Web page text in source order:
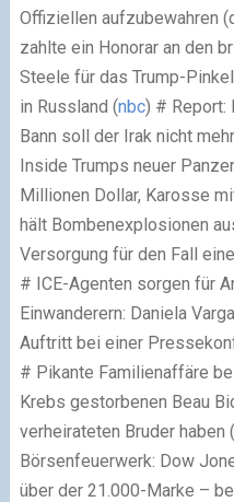
Offiziellen aufzubewahren
zahlte ein Honorar an den
Steele für das Trump-
in Russland (nbc) # Report:
Bann soll der Irak nicht
Inside Trumps neuer
Millionen Dollar, Karosse
hält Bombenexplosionen
Versorgung für den Fall
# ICE-Agenten sorgen für
Einwanderern: Daniela
Auftritt bei einer
# Pikante Familienaffäre
Krebs gestorbenen Beau
verheirateten Bruder haben (
Börsenfeuerwerk: Dow
über der 21.000-Marke –